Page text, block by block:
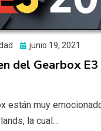
Publicado
junio 19, 2021
del Gearbox
están muy
la cual…